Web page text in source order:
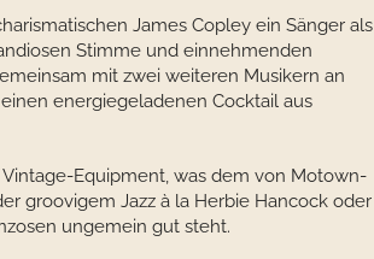
James Copley ein Sänger als
Stimme und einnehmenden
mit zwei weiteren Musikern an
energiegeladenen Cocktail aus
Equipment, was dem von Motown-
groovigem Jazz à la Herbie Hancock oder
ungemein gut steht.